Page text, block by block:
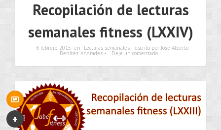
Recopilación de lecturas
semanales fitness (LXXIV)
6 febrero, 2015 en Lecturas semanales escrito por Jose Alberto
Benítez Andrades • Deje un comentario